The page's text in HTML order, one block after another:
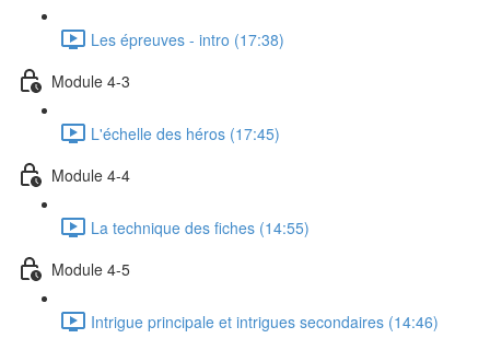
Les épreuves - intro (17:38)
Module 4-3
L'échelle des héros (17:45)
Module 4-4
La technique des fiches (14:55)
Module 4-5
Intrigue principale et intrigues secondaires (14:46)